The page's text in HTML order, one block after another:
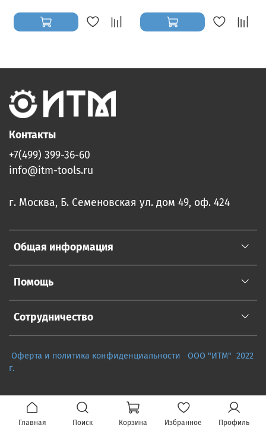
Общая информация
Помощь
Сотрудничество
Контакты
+7(499) 399-36-60
info@itm-tools.ru
г. Москва, Б. Семеновская ул. дом 49, оф. 424
Оферта и политика конфиденциальности
ООО "ИТМ" 2022
г.
Главная Поиск Корзина Избранное Профиль